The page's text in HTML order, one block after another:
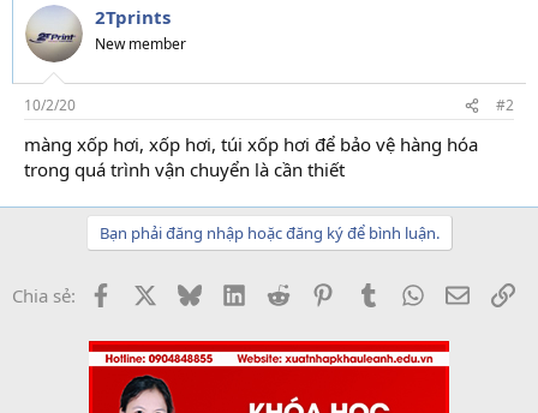
2Tprints
New member
10/2/20 #2
màng xốp hơi, xốp hơi, túi xốp hơi để bảo vệ hàng hóa
trong quá trình vận chuyển là cần thiết
Bạn phải đăng nhập hoặc đăng ký để bình luận.
Chia sẻ: Facebook BlueskyLinkedInReddit PinterestTumblrWhatsApp
Email